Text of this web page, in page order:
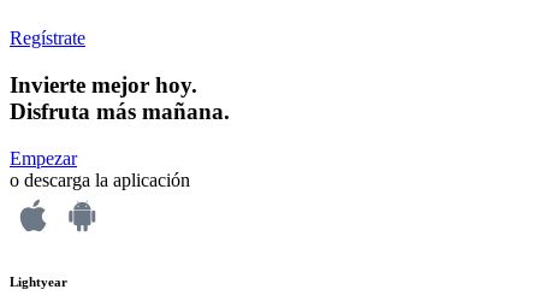
Regístrate
Invierte mejor hoy.
Disfruta más mañana.
Empezar
o descarga la aplicación
Lightyear